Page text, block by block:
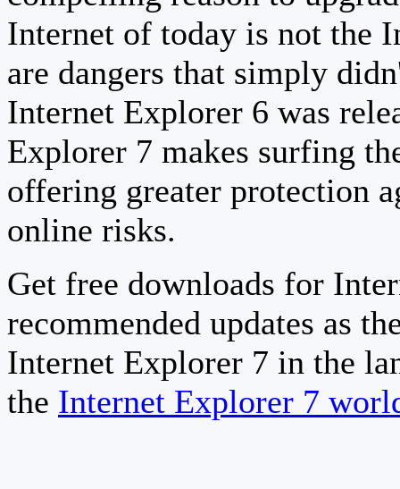
Internet of today is not the
are dangers that simply
Internet Explorer 6 was
Explorer 7 makes surfing
offering greater protection
online risks.
Get free downloads for
recommended updates as
Internet Explorer 7 in the
the Internet Explorer 7